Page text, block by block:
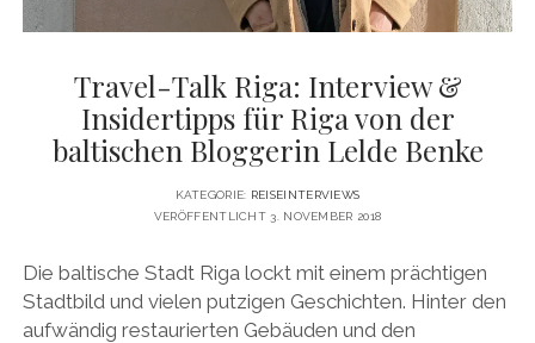
MEDIADATEN
Travel-Talk Riga: Interview &
Insidertipps für Riga von der
baltischen Bloggerin Lelde Benke
KATEGORIE: REISEINTERVIEWS
VERÖFFENTLICHT 3. NOVEMBER 2018
Die baltische Stadt Riga lockt mit einem prächtigen
Stadtbild und vielen putzigen Geschichten. Hinter den
aufwändig restaurierten Gebäuden und den